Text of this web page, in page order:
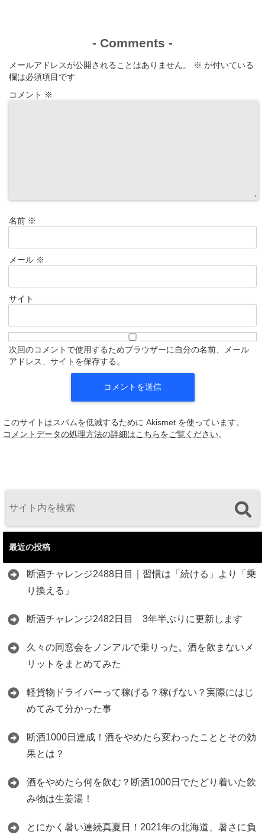
- Comments -
メールアドレスが公開されることはありません。 ※ が付いている
欄は必須項目です
コメント ※
名前 ※
メール ※
サイト
次回のコメントで使用するためブラウザーに自分の名前、メール
アドレス、サイトを保存する。
このサイトはスパムを低減するために Akismet を使っています。
コメントデータの処理方法の詳細はこちらをご覧ください。
最近の投稿
断酒チャレンジ2488日目｜習慣は「続ける」より「乗
り換える」
断酒チャレンジ2482日目 3年半ぶりに更新します
久々の同窓会をノンアルで乗りった。酒を飲まないメ
リットをまとめてみた
軽貨物ドライバーって稼げる？稼げない？実際にはじ
めてみて分かった事
断酒1000日達成！酒をやめたら変わったこととその効
果とは？
酒をやめたら何を飲む？断酒1000日でたどり着いた飲
み物は生姜湯！
とにかく暑い連続真夏日！2021年の北海道、暑さに負